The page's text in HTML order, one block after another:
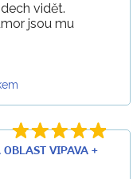
vidět.
jsou mu
VIPAVA +